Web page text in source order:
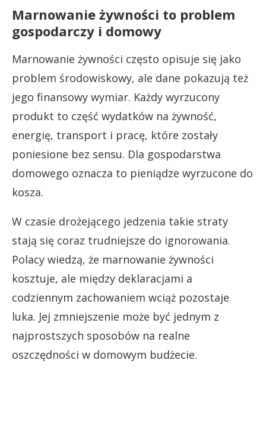
Marnowanie żywności to problem
gospodarczy i domowy
Marnowanie żywności często opisuje się jako
problem środowiskowy, ale dane pokazują też
jego finansowy wymiar. Każdy wyrzucony
produkt to część wydatków na żywność,
energię, transport i pracę, które zostały
poniesione bez sensu. Dla gospodarstwa
domowego oznacza to pieniądze wyrzucone do
kosza.
W czasie drożejącego jedzenia takie straty
stają się coraz trudniejsze do ignorowania.
Polacy wiedzą, że marnowanie żywności
kosztuje, ale między deklaracjami a
codziennym zachowaniem wciąż pozostaje
luka. Jej zmniejszenie może być jednym z
najprostszych sposobów na realne
oszczędności w domowym budżecie.